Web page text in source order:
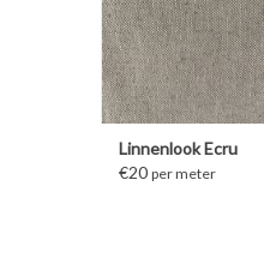
Linnenlook Ecru
€20 per meter